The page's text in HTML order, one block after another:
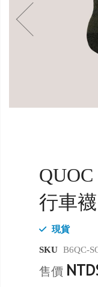
images
gallery
images
gallery
行車
現貨
SKU B6QC-
售價